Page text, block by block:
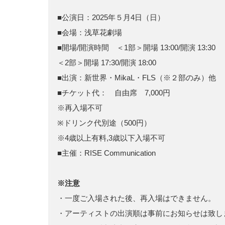
■公演日：2025年５月4日（日）
■会場：浅草花劇場
■開場/開演時間 ＜1部＞開場 13:00/開演 13:30
＜2部＞開場 17:30/開演 18:00
■出演：新世界・MikaL・FLS（※２部のみ）他
■チケット代： 自由席 7,000円
※再入場不可
※ドリンク代別途（500円）
※4歳以上有料,3歳以下入場不可
■主催：RISE Communication
※注意
・一度ご入場された後、再入場はできません。
・アーティストの出演順は事前にお知らせは致